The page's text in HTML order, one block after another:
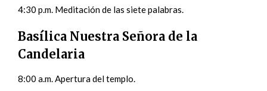
4:30 p.m. Meditación de las siete palabras.
Basílica Nuestra Señora de la
Candelaria
8:00 a.m. Apertura del templo.